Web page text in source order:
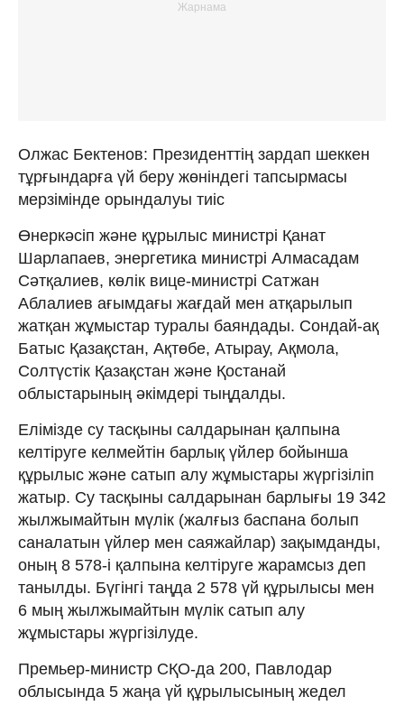
Олжас Бектенов: Президенттің зардап шеккен
тұрғындарға үй беру жөніндегі тапсырмасы
мерзімінде орындалуы тиіс
Өнеркәсіп және құрылыс министрі Қанат
Шарлапаев, энергетика министрі Алмасадам
Сәтқалиев, көлік вице-министрі Сатжан
Аблалиев ағымдағы жағдай мен атқарылып
жатқан жұмыстар туралы баяндады. Сондай-ақ
Батыс Қазақстан, Ақтөбе, Атырау, Ақмола,
Солтүстік Қазақстан және Қостанай
облыстарының әкімдері тыңдалды.
Елімізде су тасқыны салдарынан қалпына
келтіруге келмейтін барлық үйлер бойынша
құрылыс және сатып алу жұмыстары жүргізіліп
жатыр. Су тасқыны салдарынан барлығы 19 342
жылжымайтын мүлік (жалғыз баспана болып
саналатын үйлер мен саяжайлар) зақымданды,
оның 8 578-і қалпына келтіруге жарамсыз деп
танылды. Бүгінгі таңда 2 578 үй құрылысы мен
6 мың жылжымайтын мүлік сатып алу
жұмыстары жүргізілуде.
Премьер-министр СҚО-да 200, Павлодар
облысында 5 жаңа үй құрылысының жедел